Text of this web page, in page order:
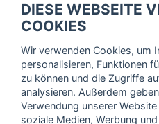
Trage dich hier für unseren
Ich stimme der Verarbeitung
Einwilligungserklärungder
DIESE WEBSEITE
COOKIES
Wir verwenden Cookies, um
personalisieren, Funktionen
zu können und die Zugriffe
analysieren. Außerdem
Verwendung unserer
soziale Medien, Werbung